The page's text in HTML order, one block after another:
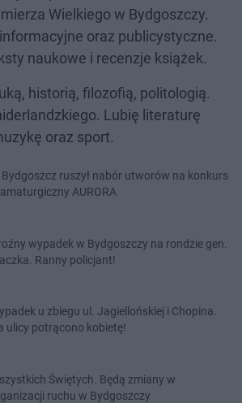
Wielkiego w Bydgoszczy.
oraz publicystyczne.
naukowe i recenzje książek.
historią, filozofią, politologią.
Lubię literaturę
oraz sport.
Bydgoszcz ruszył nabór utworów na konkurs
AURORA
wypadek w Bydgoszczy na rondzie gen.
Ranny policjant!
u zbiegu ul. Jagiellońskiej i Chopina.
ulicy potrącono kobietę!
Świętych. Będą zmiany w
ruchu w Bydgoszczy